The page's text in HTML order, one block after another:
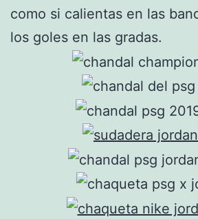
como si calientas en las
los goles en las gradas.